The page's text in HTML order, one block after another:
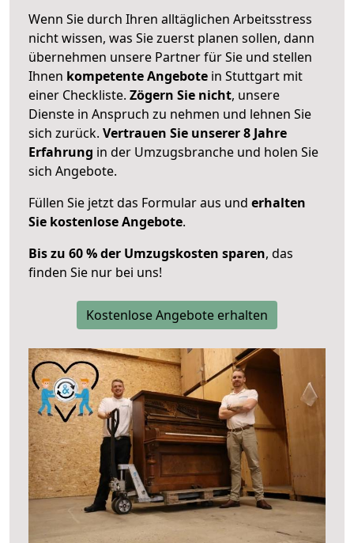
Wenn Sie durch Ihren alltäglichen Arbeitsstress
nicht wissen, was Sie zuerst planen sollen, dann
übernehmen unsere Partner für Sie und stellen
Ihnen kompetente Angebote in Stuttgart mit
einer Checkliste. Zögern Sie nicht, unsere
Dienste in Anspruch zu nehmen und lehnen Sie
sich zurück. Vertrauen Sie unserer 8 Jahre
Erfahrung in der Umzugsbranche und holen Sie
sich Angebote.
Füllen Sie jetzt das Formular aus und erhalten
Sie kostenlose Angebote.
Bis zu 60 % der Umzugskosten sparen, das
finden Sie nur bei uns!
Kostenlose Angebote erhalten